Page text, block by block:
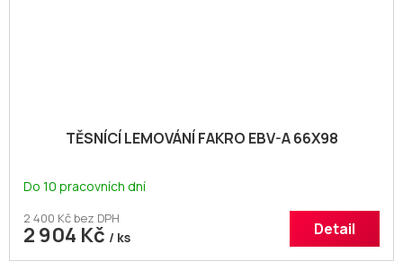
TĚSNÍCÍ LEMOVÁNÍ FAKRO EBV-A 66X98
Do 10 pracovních dní
2 400 Kč bez DPH
2 904 Kč / ks Detail